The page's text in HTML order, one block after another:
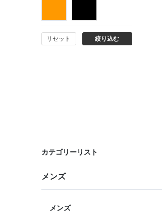
バッグ
コート
オーダースーツ
オーダーシャツ
リセット 絞り込む
カテゴリーリスト
メンズ
メンズ